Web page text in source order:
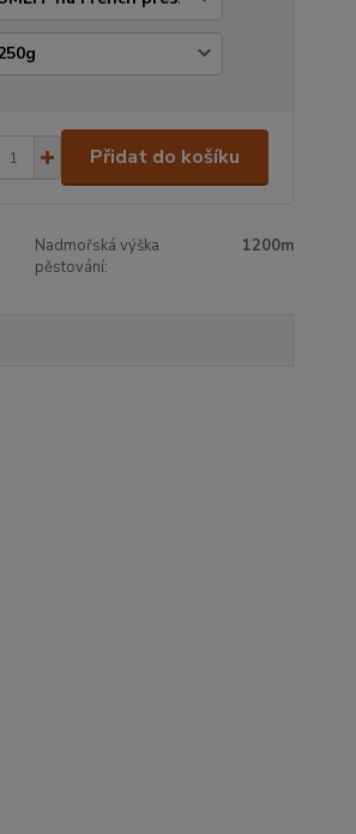
Přidat do košíku
Nadmořská výška
pěstování:
1200m